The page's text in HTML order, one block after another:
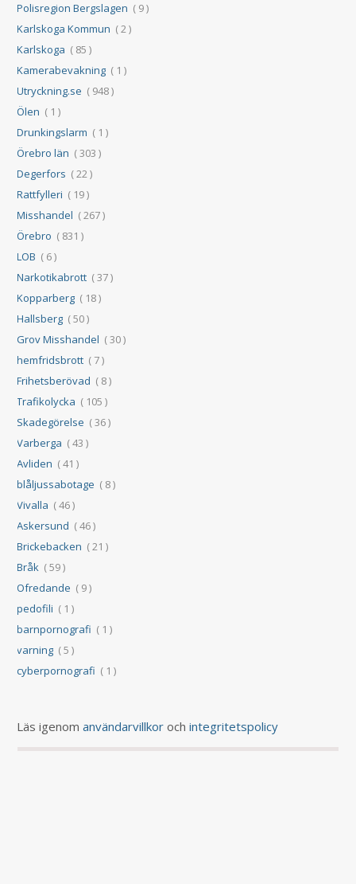
Polisregion Bergslagen ( 9 )
Karlskoga Kommun ( 2 )
Karlskoga ( 85 )
Kamerabevakning ( 1 )
Utryckning.se ( 948 )
Ölen ( 1 )
Drunkingslarm ( 1 )
Örebro län ( 303 )
Degerfors ( 22 )
Rattfylleri ( 19 )
Misshandel ( 267 )
Örebro ( 831 )
LOB ( 6 )
Narkotikabrott ( 37 )
Kopparberg ( 18 )
Hallsberg ( 50 )
Grov Misshandel ( 30 )
hemfridsbrott ( 7 )
Frihetsberövad ( 8 )
Trafikolycka ( 105 )
Skadegörelse ( 36 )
Varberga ( 43 )
Avliden ( 41 )
blåljussabotage ( 8 )
Vivalla ( 46 )
Askersund ( 46 )
Brickebacken ( 21 )
Bråk ( 59 )
Ofredande ( 9 )
pedofili ( 1 )
barnpornografi ( 1 )
varning ( 5 )
cyberpornografi ( 1 )
Läs igenomanvändarvillkor ochintegritetspolicy